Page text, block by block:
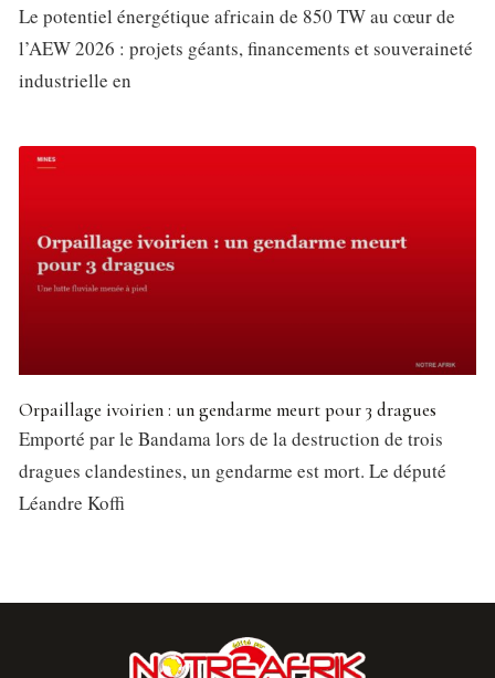
Le potentiel énergétique africain de 850 TW au cœur de
l’AEW 2026 : projets géants, financements et souveraineté
industrielle en
Orpaillage ivoirien : un gendarme meurt pour 3 dragues
Emporté par le Bandama lors de la destruction de trois
dragues clandestines, un gendarme est mort. Le député
Léandre Koffi